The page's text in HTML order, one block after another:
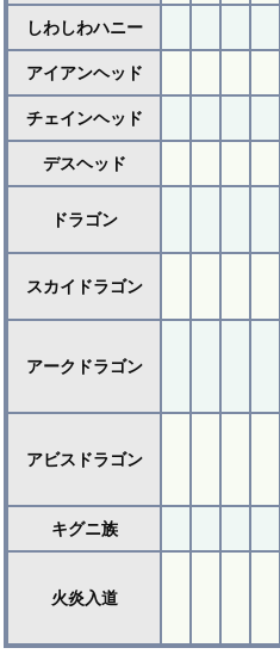
しわしわハニー
アイアンヘッド
チェインヘッド
デスヘッド
ドラゴン
スカイドラゴン
アークドラゴン
アビスドラゴン
キグニ族
火炎入道